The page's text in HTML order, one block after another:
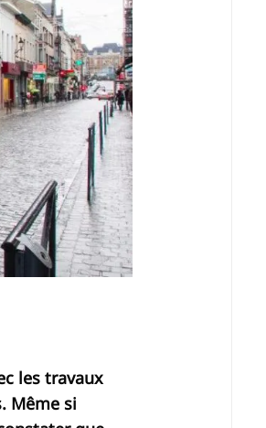
les travaux
Même si